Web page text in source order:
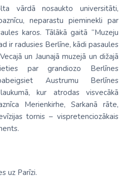
vārdā nosaukto universitāti,
neparastu pieminekli par
karos. Tālākā gaitā “Muzeju
ir radusies Berlīne, kādi pasaules
un Jaunajā muzejā un dižajā
par grandiozo Berlīnes
Austrumu Berlīnes
kur atrodas visvecākā
Merienkirhe, Sarkanā rāte,
tornis – vispretenciozākais
uz Parīzi.